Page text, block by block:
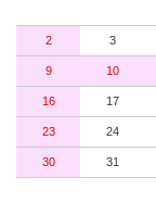
2 3
9 10
16 17
23 24
30 31